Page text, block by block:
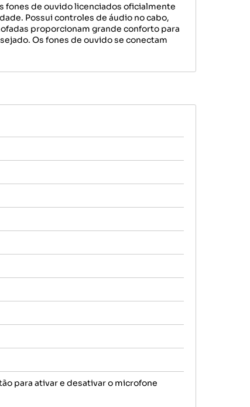
fones de ouvido licenciados oficialmente
Possui controles de áudio no cabo,
proporcionam grande conforto para
Os fones de ouvido se conectam
para ativar e desativar o microfone